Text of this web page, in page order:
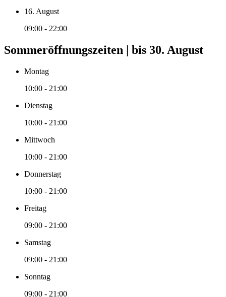
16. August
09:00 - 22:00
Sommeröffnungszeiten | bis 30. August
Montag
10:00 - 21:00
Dienstag
10:00 - 21:00
Mittwoch
10:00 - 21:00
Donnerstag
10:00 - 21:00
Freitag
09:00 - 21:00
Samstag
09:00 - 21:00
Sonntag
09:00 - 21:00